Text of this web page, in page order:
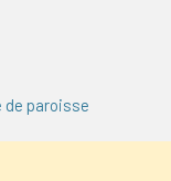
de paroisse